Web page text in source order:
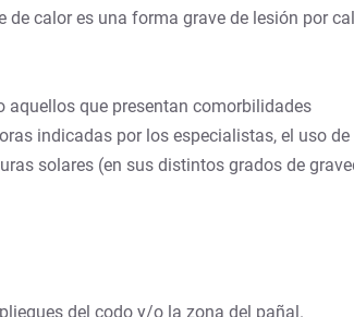
calor es una forma grave de lesión por
aquellos que presentan comorbilidades
indicadas por los especialistas, el uso de
solares (en sus distintos grados de
del codo y/o la zona del pañal.